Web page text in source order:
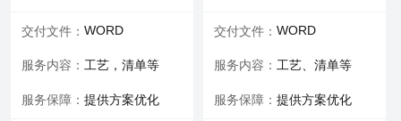
立即购买 立即购买
交付文件： WORD
服务内容： 工艺，清单等
服务保障： 提供方案优化
交付文件： WORD
服务内容： 工艺、清单等
服务保障： 提供方案优化